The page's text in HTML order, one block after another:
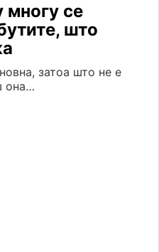
многу се
што
затоа што не е
она…